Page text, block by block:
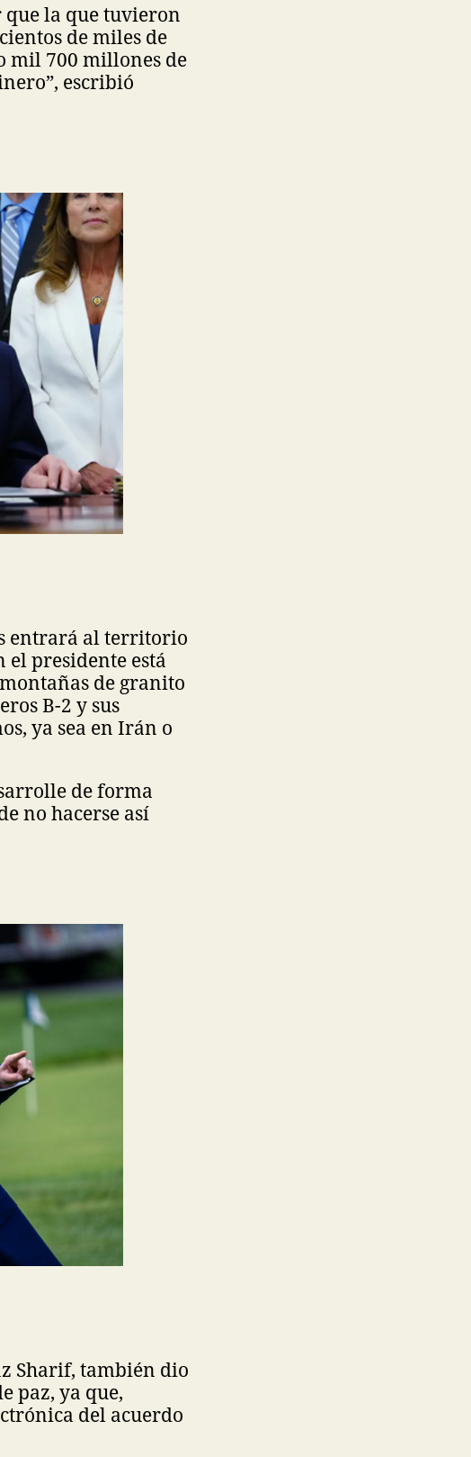
la que tuvieron
de miles de
mil 700 millones de
escribió
entrará al territorio
presidente está
de granito
B-2 y sus
ya sea en Irán o
de forma
no hacerse así
Sharif, también dio
paz, ya que,
del acuerdo